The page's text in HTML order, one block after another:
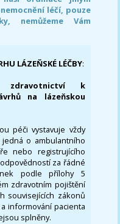
léčí, pouze
nemůžeme Vám
LÁZEŇSKÉ LÉČBY:
zdravotnictví k
na lázeňskou
péči vystavuje vždy
o ambulantního
nebo registrujícího
za řádné
podle přílohy 5
zdravotním pojištění
souvisejících zákonů
a informování pacienta
splněny.